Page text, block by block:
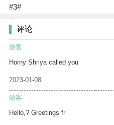
#3#
评论
游客
Horny Shriya called you
2023-01-08
游客
Hello,? Greetings fr